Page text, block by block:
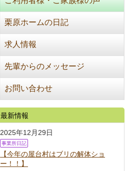
栗原ホームの日記
求人情報
先輩からのメッセージ
お問い合わせ
最新情報
2025年12月29日
事業所日記
【今年の屋台村はブリの解体ショ
ー！！】